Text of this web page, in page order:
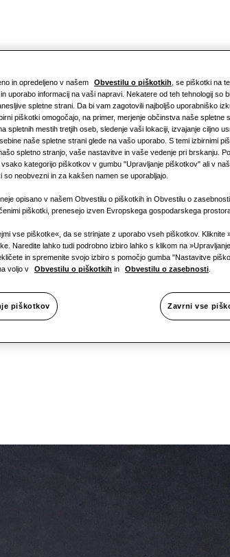
in opredeljeno v našem Obvestilu o piškotkih , se piškotki na
uporabo informacij na vaši napravi. Nekatere od teh tehnologij so
spletne strani. Da bi vam zagotovili najboljšo uporabniško
piškotki omogočajo, na primer, merjenje občinstva naše spletne
spletnih mestih tretjih oseb, sledenje vaši lokaciji, izvajanje ciljno
naše spletne strani glede na vašo uporabo. S temi izbirnimi
spletno stranjo, vaše nastavitve in vaše vedenje pri brskanju.
kategorijo piškotkov v gumbu "Upravljanje piškotkov" ali v
so neobvezni in za kakšen namen se uporabljajo.
opisano v našem Obvestilu o piškotkih in Obvestilu o
piškotki, prenesejo izven Evropskega gospodarskega
vse piškotke«, da se strinjate z uporabo vseh piškotkov.
Naredite lahko tudi podrobno izbiro lahko s klikom na
in spremenite svojo izbiro s pomočjo gumba "Nastavitve
voljo v
Obvestilu o piškotkih in Obvestilu o zasebnosti
piškotkov Zavrni vse